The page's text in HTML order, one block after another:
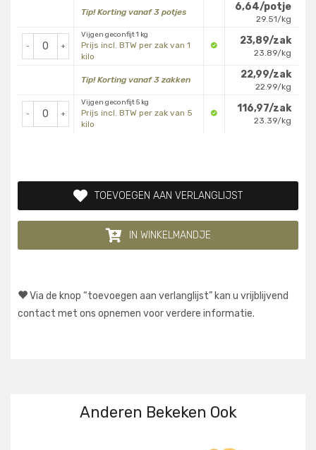
Tip! Korting vanaf 3 potjes 6,64/potje
29.51/kg
- +
Vijgen geconfijt 1 kg
Prijs incl. BTW per zak van 1
kilo
23,89/zak
23.89/kg
Tip! Korting vanaf 3 zakken 22,99/zak
22.99/kg
- +
Vijgen geconfijt 5 kg
Prijs incl. BTW per zak van 5
kilo
116,97/zak
23.39/kg
TOEVOEGEN AAN VERLANGLIJST
IN WINKELMANDJE
Via de knop “toevoegen aan verlanglijst” kan u vrijblijvend
contact met ons opnemen voor verdere informatie.
Anderen Bekeken Ook